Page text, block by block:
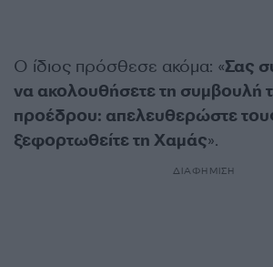
Ο ίδιος πρόσθεσε ακόμα: «Σας
να ακολουθήσετε τη συμβουλή
προέδρου: απελευθερώστε
ξεφορτωθείτε τη Χαμάς».
ΔΙΑΦΗΜΙΣΗ